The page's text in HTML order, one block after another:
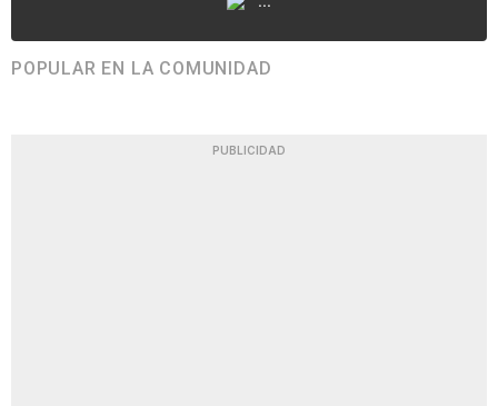
POPULAR EN LA COMUNIDAD
PUBLICIDAD